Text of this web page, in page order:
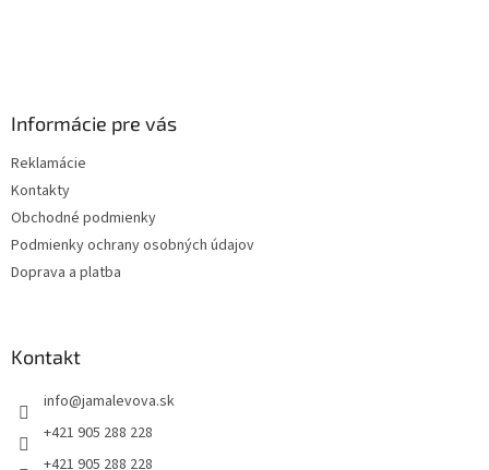
Informácie pre vás
Reklamácie
Kontakty
Obchodné podmienky
Podmienky ochrany osobných údajov
Doprava a platba
Kontakt
info@jamalevova.sk
+421 905 288 228
+421 905 288 228